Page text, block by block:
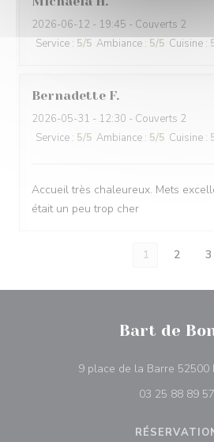
2026-06-12 - 19:45 - Couverts 2
Service : 5/5 Ambiance : 5/5 Cuisine :
Bernadette F
2026-05-31 - 12:30 - Couverts 2
Service : 5/5 Ambiance : 5/5 Cuisine :
Accueil très chaleureux. Mets
était un peu trop cher
1 2 3
Bart de
9 place de la Barre 52500
03 25 88 89 57